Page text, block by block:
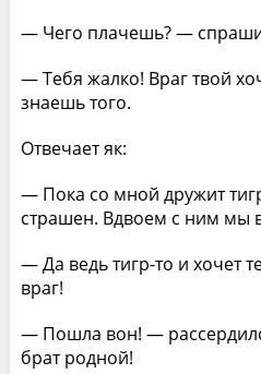
— Чего плачешь? —
— Тебя жалко! Враг твой
знаешь того.
Отвечает як:
— Пока со мной дружит
страшен. Вдвоем с ним мы
— Да ведь тигр-то и хочет
враг!
— Пошла вон! —
брат родной!